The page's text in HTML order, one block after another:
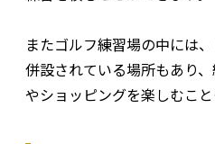
またゴルフ練習場の中には
併設されている場所もあり
やショッピングを楽しむこと